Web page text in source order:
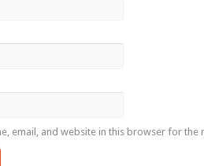
email, and website in this browser for the